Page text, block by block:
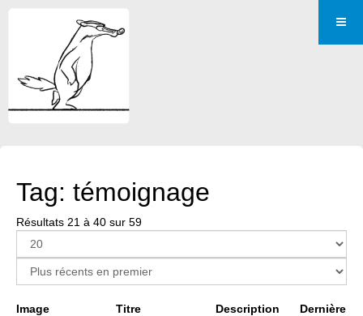
Tag: témoignage
Résultats 21 à 40 sur 59
Image Titre Description
Dernière